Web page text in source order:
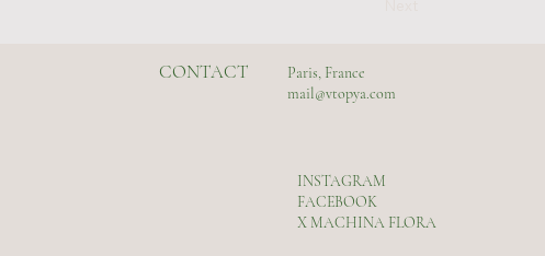
CONTACT
Paris, France
mail@vtopya.com
INSTAGRAM
FACEBOOK
X MACHINA FLORA